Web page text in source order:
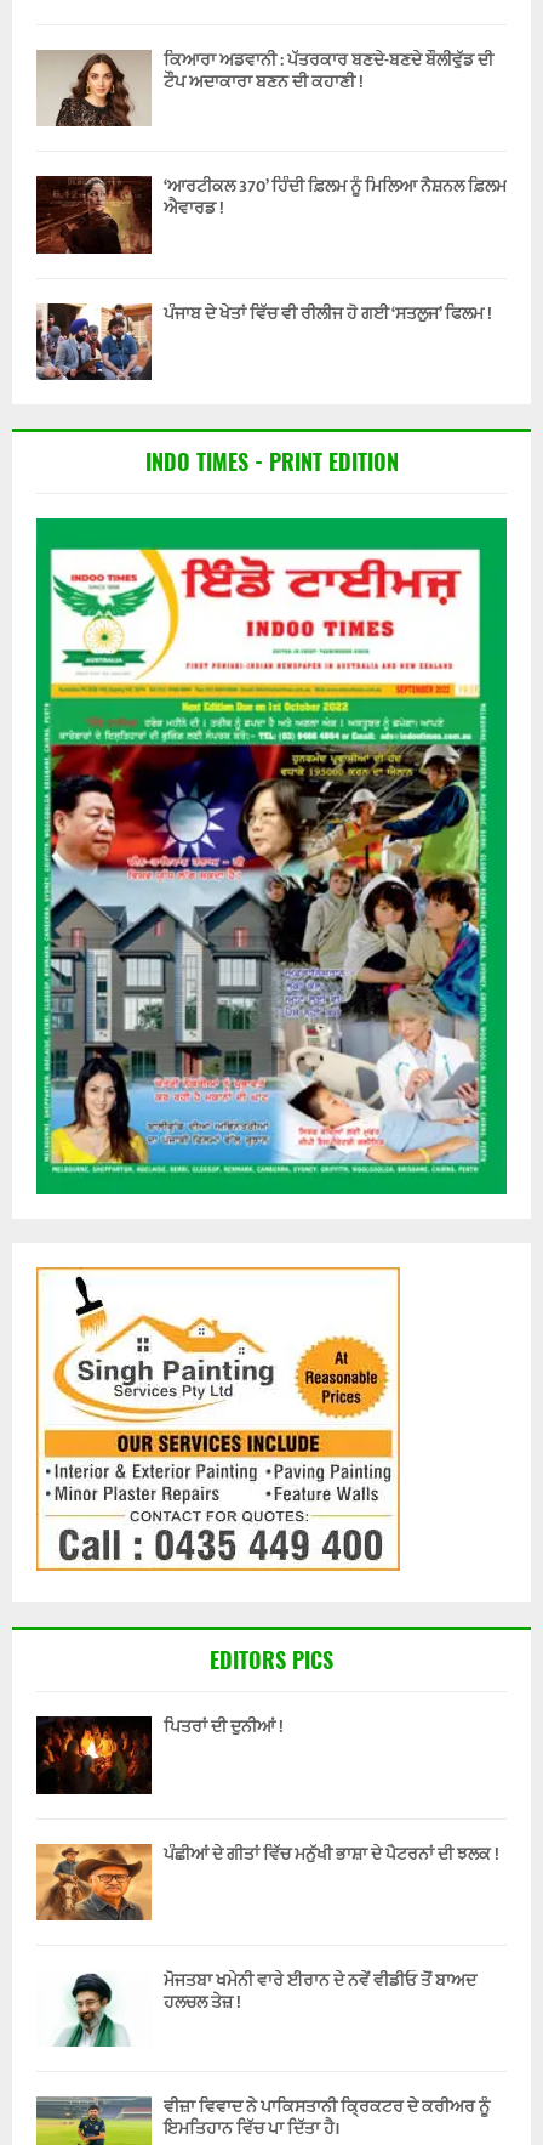
ਕਿਆਰਾ ਅਡਵਾਨੀ : ਪੱਤਰਕਾਰ ਬਣਦੇ-ਬਣਦੇ ਬੌਲੀਵੁੱਡ ਦੀ
ਟੌਪ ਅਦਾਕਾਰਾ ਬਣਨ ਦੀ ਕਹਾਣੀ !
‘ਆਰਟੀਕਲ 370’ ਹਿੰਦੀ ਫ਼ਿਲਮ ਨੂੰ ਮਿਲਿਆ ਨੈਸ਼ਨਲ ਫ਼ਿਲਮ
ਐਵਾਰਡ !
ਪੰਜਾਬ ਦੇ ਖੇਤਾਂ ਵਿੱਚ ਵੀ ਰੀਲੀਜ ਹੋ ਗਈ ‘ਸਤਲੁਜ’ ਫਿਲਮ !
INDO TIMES - PRINT EDITION
EDITORS PICS
ਪਿਤਰਾਂ ਦੀ ਦੁਨੀਆਂ !
ਪੰਛੀਆਂ ਦੇ ਗੀਤਾਂ ਵਿੱਚ ਮਨੁੱਖੀ ਭਾਸ਼ਾ ਦੇ ਪੈਟਰਨਾਂ ਦੀ ਝਲਕ !
ਮੋਜਤਬਾ ਖਮੇਨੀ ਵਾਰੇ ਈਰਾਨ ਦੇ ਨਵੇਂ ਵੀਡੀਓ ਤੋਂ ਬਾਅਦ
ਹਲਚਲ ਤੇਜ਼ !
ਵੀਜ਼ਾ ਵਿਵਾਦ ਨੇ ਪਾਕਿਸਤਾਨੀ ਕ੍ਰਿਕਟਰ ਦੇ ਕਰੀਅਰ ਨੂੰ
ਇਮਤਿਹਾਨ ਵਿੱਚ ਪਾ ਦਿੱਤਾ ਹੈ।